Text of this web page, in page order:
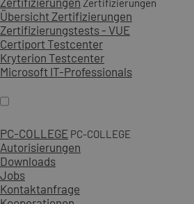
Zertifizierungen
Übersicht Zertifizierungen
Zertifizierungstests - VUE
Certiport Testcenter
Kryterion Testcenter
Microsoft IT-Professionals
PC-COLLEGE PC-COLLEGE
Autorisierungen
Downloads
Jobs
Kontaktanfrage